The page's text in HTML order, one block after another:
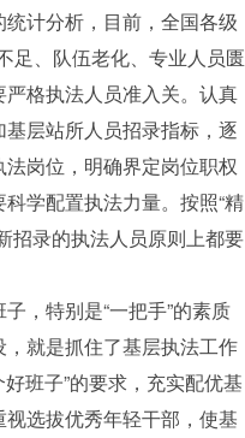
计分析，目前，全国各级
足、队伍老化、专业人员匮
格执法人员准入关。认真
层站所人员招录指标，逐
岗位，明确界定岗位职权
学配置执法力量。按照“精
招录的执法人员原则上都要
，特别是“一把手”的素质
就是抓住了基层执法工作
班子”的要求，充实配优基
选拔优秀年轻干部，使基